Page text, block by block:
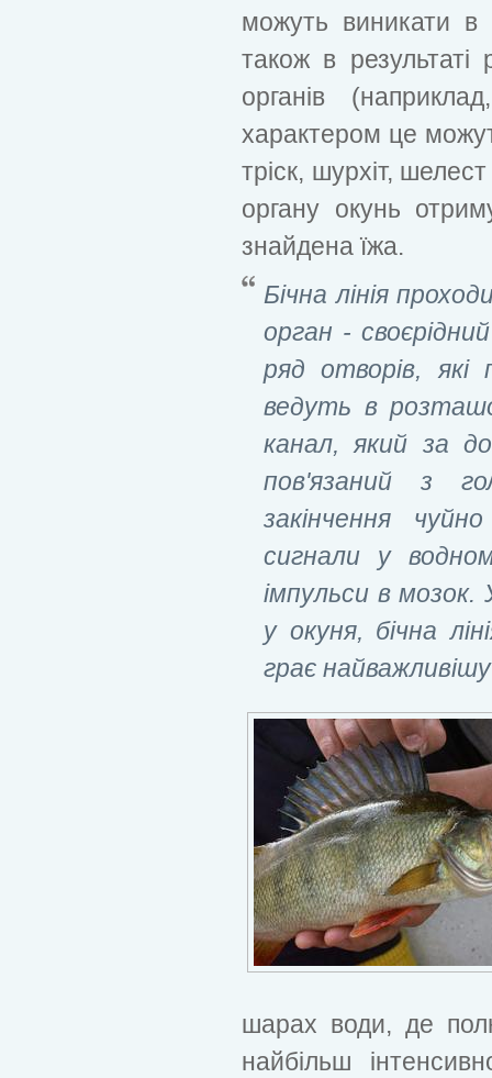
можуть виникати в
також в результаті
органів
характером це
тріск, шурхіт,
органу окунь
знайдена їжа.
Бічна лінія
орган -
ряд отворів, які
ведуть в
канал, який за
пов'язаний з
закінчення
сигнали у
імпульси в мозок.
у окуня, бічна
грає
шарах води, де
найбільш